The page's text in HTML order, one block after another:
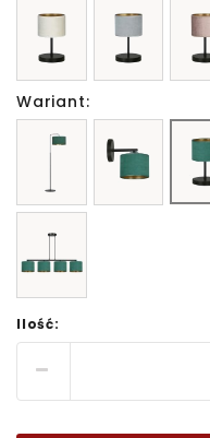
Wariant:
Ilość: